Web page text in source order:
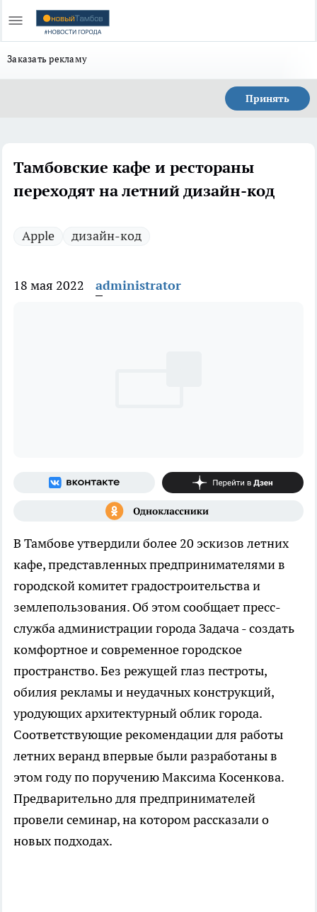
Заказать рекламу
Принять
Тамбовские кафе и рестораны
переходят на летний дизайн-код
Apple дизайн-код
18 мая 2022 administrator
В Тамбове утвердили более 20 эскизов летних
кафе, представленных предпринимателями в
городской комитет градостроительства и
землепользования. Об этом сообщает пресс-
служба администрации города Задача - создать
комфортное и современное городское
пространство. Без режущей глаз пестроты,
обилия рекламы и неудачных конструкций,
уродующих архитектурный облик города.
Соответствующие рекомендации для работы
летних веранд впервые были разработаны в
этом году по поручению Максима Косенкова.
Предварительно для предпринимателей
провели семинар, на котором рассказали о
новых подходах.